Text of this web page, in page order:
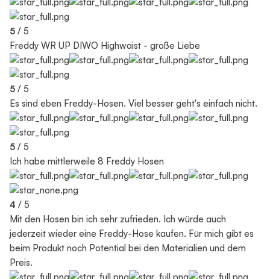
5 / 5
Freddy WR UP DIWO Highwaist - große Liebe
5 / 5
Es sind eben Freddy-Hosen. Viel besser geht's einfach nicht.
5 / 5
Ich habe mittlerweile 8 Freddy Hosen
4 / 5
Mit den Hosen bin ich sehr zufrieden. Ich würde auch
jederzeit wieder eine Freddy-Hose kaufen. Für mich gibt es
beim Produkt noch Potential bei den Materialien und dem
Preis.